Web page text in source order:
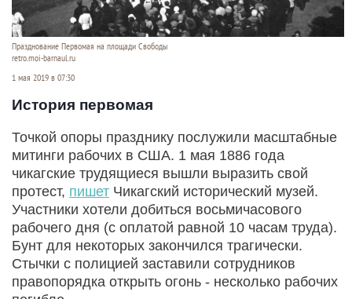
Празднование Первомая на площади Свободы
retro.moi-barnaul.ru
1 мая 2019 в 07:30
История первомая
Точкой опоры празднику послужили масштабные
митинги рабочих в США. 1 мая 1886 года
чикагские трудящиеся вышли выразить свой
протест, пишет Чикагский исторический музей.
Участники хотели добиться восьмичасового
рабочего дня (с оплатой равной 10 часам труда).
Бунт для некоторых закончился трагически.
Стычки с полицией заставили сотрудников
правопорядка открыть огонь - несколько рабочих